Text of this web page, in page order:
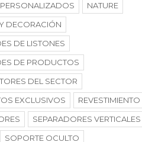
NATURE
DECORACIÓN
DE LISTONES
DE PRODUCTOS
DEL SECTOR
EXCLUSIVOS
REVESTIMIENTO
SEPARADORES VERTICALES
SOPORTE OCULTO